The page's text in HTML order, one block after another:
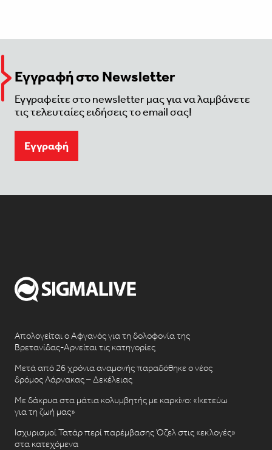
Εγγραφή στο Newsletter
Εγγραφείτε στο newsletter μας για να λαμβάνετε
τις τελευταίες ειδήσεις το email σας!
Eγγραφή
Απολογείται ο Αφγανός για τη δολοφονία της
Βρετανίδας-Αρνείται τις κατηγορίες
Μετά από 26 χρόνια αναμονής παραδόθηκε ο νέος
δρόμος Λάρνακας – Δεκέλειας
Με δάκρυα στα μάτια κολυμβητής με καρκίνο: «Ικετεύω
για τη ζωή μας»
Ισχυρισμοί Τατάρ περί παρέμβασης Όζελ στις «εκλογές»
στα κατεχόμενα